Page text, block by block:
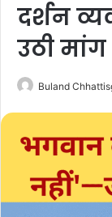
दर्शन
उठी मांग
Buland